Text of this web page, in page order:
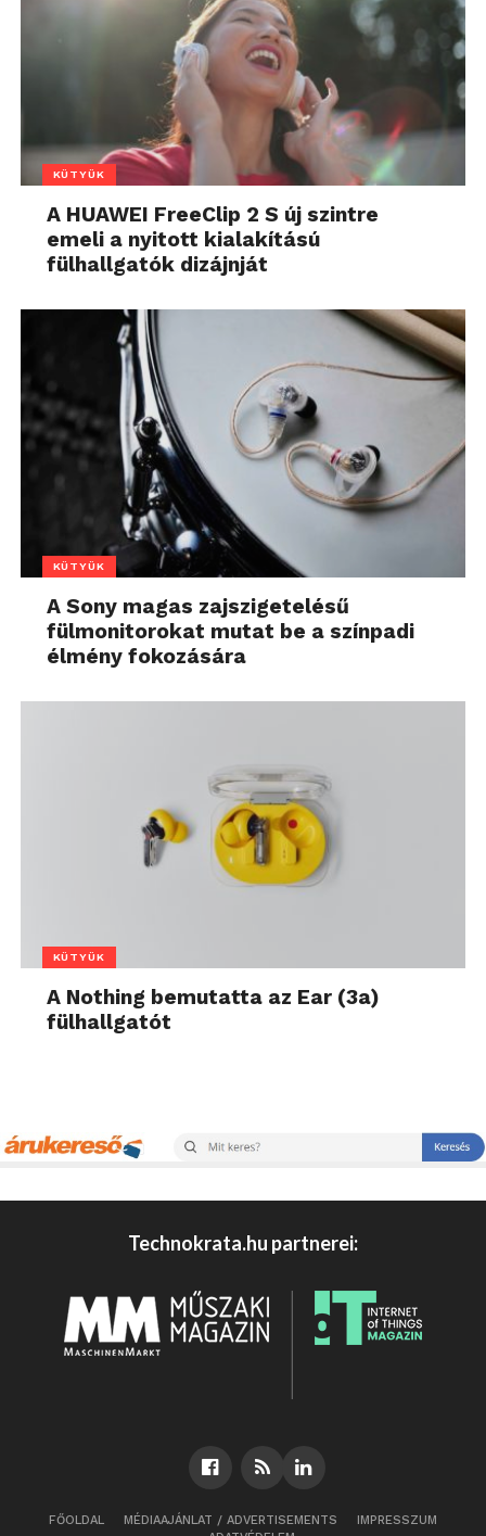
KÜTYÜK
A HUAWEI FreeClip 2 S új szintre
emeli a nyitott kialakítású
fülhallgatók dizájnját
KÜTYÜK
A Sony magas zajszigetelésű
fülmonitorokat mutat be a színpadi
élmény fokozására
KÜTYÜK
A Nothing bemutatta az Ear (3a)
fülhallgatót
Technokrata.hu partnerei:
FŐOLDAL MÉDIAAJÁNLAT / ADVERTISEMENTS
IMPRESSZUM